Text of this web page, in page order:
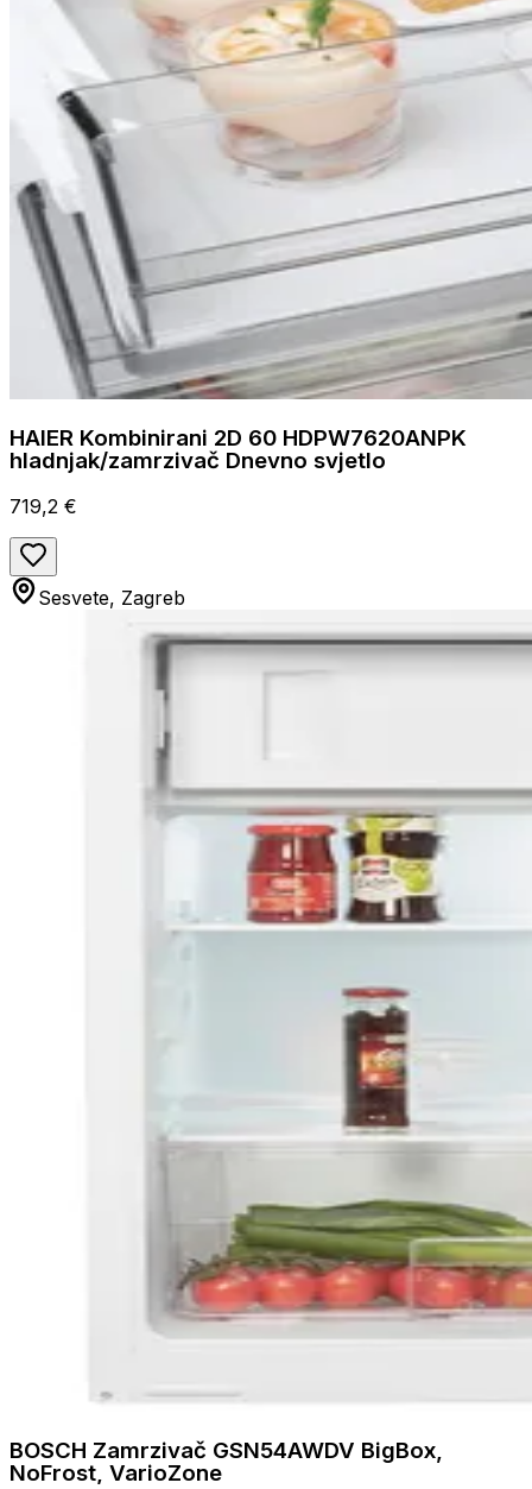
HAIER Kombinirani 2D 60 HDPW7620ANPK
hladnjak/zamrzivač Dnevno svjetlo
719,2 €
Sesvete, Zagreb
BOSCH Zamrzivač GSN54AWDV BigBox,
NoFrost, VarioZone